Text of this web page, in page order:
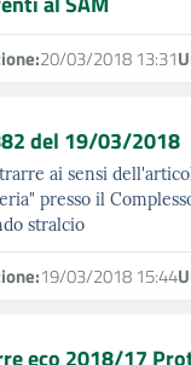
20/03/2018 13:31
del 19/03/2018
ai sensi
presso il
stralcio
19/03/2018 15:44
eco 2018/17